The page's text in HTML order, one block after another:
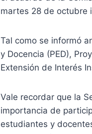
martes 28 de octubre
Tal como se informó
y Docencia (PED),
Extensión de Interés
Vale recordar que la
importancia de
estudiantes y